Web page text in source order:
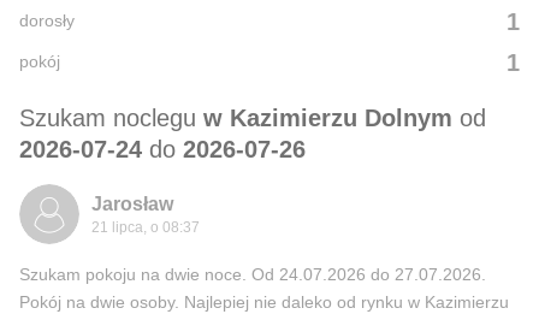
1
dorosły
1
pokój
Szukam noclegu w Kazimierzu Dolnym od
2026-07-24 do 2026-07-26
Jarosław
21 lipca, o 08:37
Szukam pokoju na dwie noce. Od 24.07.2026 do 27.07.2026.
Pokój na dwie osoby. Najlepiej nie daleko od rynku w Kazimierzu